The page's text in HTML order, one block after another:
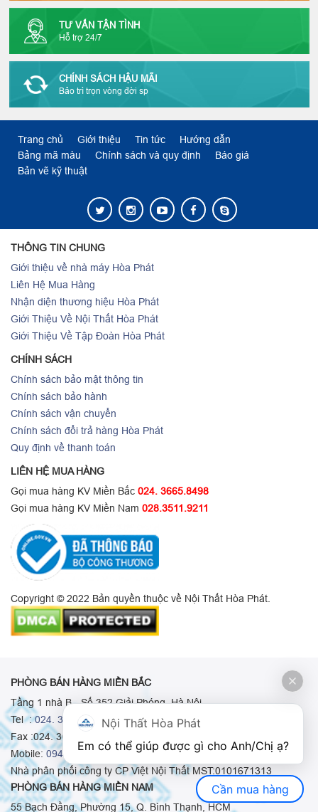
TƯ VẤN TẬN TÌNH
Hỗ trợ 24/7
CHÍNH SÁCH HẬU MÃI
Bảo trì trọn vòng đời sp
Trang chủ Giới thiệu Tin tức
Hướng dẫn
Bảng mã màu
Chính sách và quy định
Báo giá
Bản vẽ kỹ thuật
THÔNG TIN CHUNG
Giới thiệu về nhà máy Hòa Phát
Liên Hệ Mua Hàng
Nhận diện thương hiệu Hòa Phát
Giới Thiệu Về Nội Thất Hòa Phát
Giới Thiệu Về Tập Đoàn Hòa Phát
CHÍNH SÁCH
Chính sách bảo mật thông tin
Chính sách bảo hành
Chính sách vận chuyển
Chính sách đổi trả hàng Hòa Phát
Quy định về thanh toán
LIÊN HỆ MUA HÀNG
Gọi mua hàng KV Miền Bắc 024. 3665.8498
Gọi mua hàng KV Miền Nam 028.3511.9211
Copyright © 2022 Bản quyền thuộc về Nội Thất Hòa Phát.
PHÒNG BÁN HÀNG MIỀN BẮC
Tầng 1 nhà B - Số 352 Giải Phóng, Hà Nội
Tel :024. 3665 8498-024. 3665 8966-024. 3665 8993
Fax :024. 3664.9379
Mobile: 0948.511.555- 0973.375.668- 0942.155.688
Nhà phân phối công ty CP Việt Nội Thất MST:0101671313
PHÒNG BÁN HÀNG MIỀN NAM
55 Bạch Đằng, Phường 15, Q. Bình Thạnh, HCM
Nội Thất Hòa Phát
Cần mua hàng